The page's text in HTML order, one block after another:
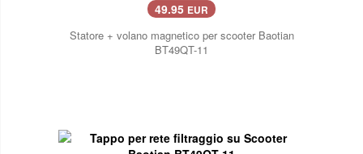
49.95 EUR
Statore + volano magnetico per scooter Baotian
BT49QT-11